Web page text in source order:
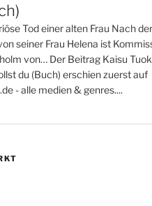
Tod einer alten Frau Nach der
seiner Frau Helena ist
von… Der Beitrag Kaisu
du (Buch) erschien zuerst auf
- alle medien & genres....